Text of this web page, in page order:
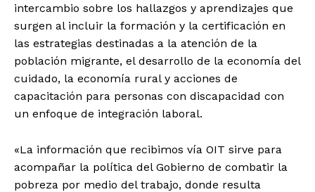
intercambio sobre los hallazgos y aprendizajes que
surgen al incluir la formación y la certificación en
las estrategias destinadas a la atención de la
población migrante, el desarrollo de la economía del
cuidado, la economía rural y acciones de
capacitación para personas con discapacidad con
un enfoque de integración laboral.
«La información que recibimos vía OIT sirve para
acompañar la política del Gobierno de combatir la
pobreza por medio del trabajo, donde resulta